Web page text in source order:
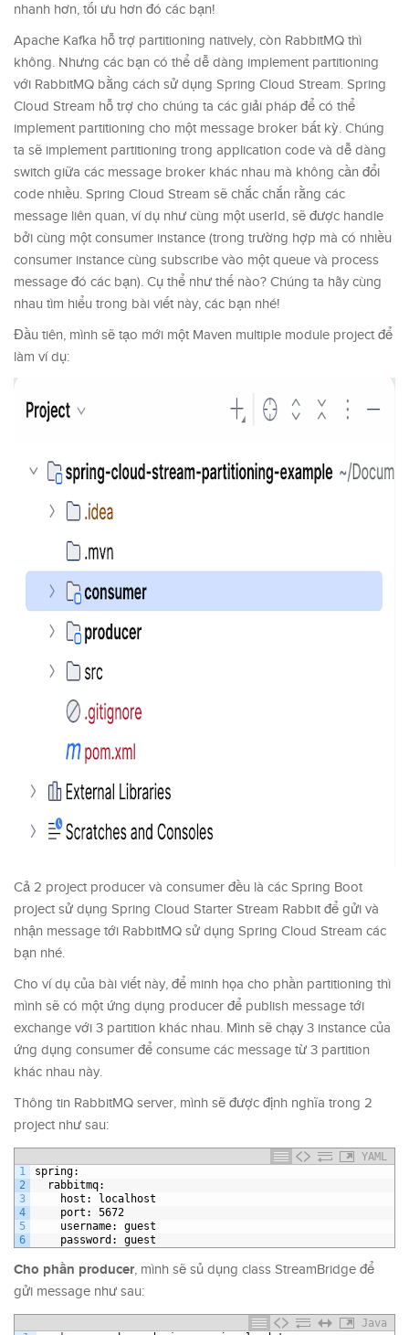
nhanh hơn, tối ưu hơn đó các bạn!
Apache Kafka hỗ trợ partitioning natively, còn RabbitMQ thì
không. Nhưng các bạn có thể dễ dàng implement partitioning
với RabbitMQ bằng cách sử dụng Spring Cloud Stream. Spring
Cloud Stream hỗ trợ cho chúng ta các giải pháp để có thể
implement partitioning cho một message broker bất kỳ. Chúng
ta sẽ implement partitioning trong application code và dễ dàng
switch giữa các message broker khác nhau mà không cần đổi
code nhiều. Spring Cloud Stream sẽ chắc chắn rằng các
message liên quan, ví dụ như cùng một userId, sẽ được handle
bởi cùng một consumer instance (trong trường hợp mà có nhiều
consumer instance cùng subscribe vào một queue và process
message đó các bạn). Cụ thể như thế nào? Chúng ta hãy cùng
nhau tìm hiểu trong bài viết này, các bạn nhé!
Đầu tiên, mình sẽ tạo mới một Maven multiple module project để
làm ví dụ:
Cả 2 project producer và consumer đều là các Spring Boot
project sử dụng Spring Cloud Starter Stream Rabbit để gửi và
nhận message tới RabbitMQ sử dụng Spring Cloud Stream các
bạn nhé.
Cho ví dụ của bài viết này, để minh họa cho phần partitioning thì
mình sẽ có một ứng dụng producer để publish message tới
exchange với 3 partition khác nhau. Mình sẽ chạy 3 instance của
ứng dụng consumer để consume các message từ 3 partition
khác nhau này.
Thông tin RabbitMQ server, mình sẽ được định nghĩa trong 2
project như sau:
YAML
1
2
3
4
5
6
spring:
rabbitmq:
host : localhost
port : 5672
username: guest
password : guest
Cho phần producer, mình sẽ sủ dụng class StreamBridge để
gửi message như sau:
Java